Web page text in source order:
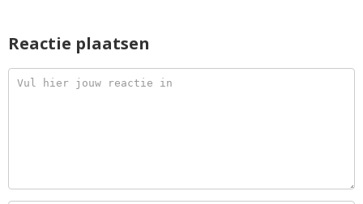
Reactie plaatsen